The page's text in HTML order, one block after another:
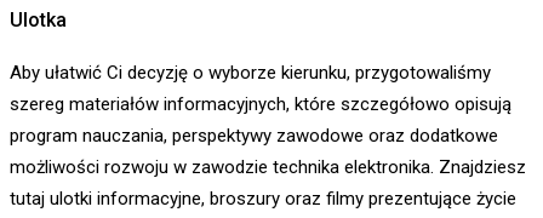
Ulotka
Aby ułatwić Ci decyzję o wyborze kierunku, przygotowaliśmy
szereg materiałów informacyjnych, które szczegółowo opisują
program nauczania, perspektywy zawodowe oraz dodatkowe
możliwości rozwoju w zawodzie technika elektronika. Znajdziesz
tutaj ulotki informacyjne, broszury oraz filmy prezentujące życie